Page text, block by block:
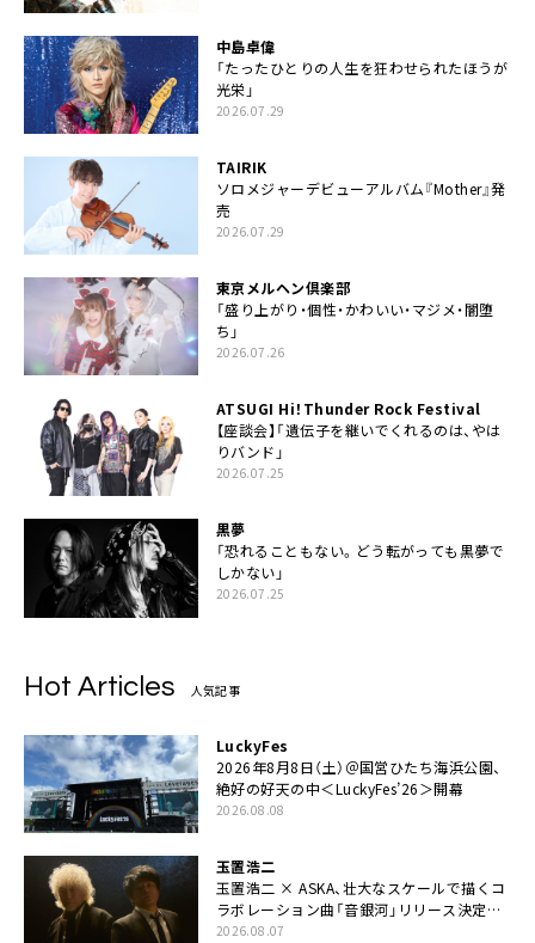
中島卓偉
「たったひとりの人生を狂わせられたほうが
光栄」
2026.07.29
TAIRIK
ソロメジャーデビューアルバム『Mother』発
売
2026.07.29
東京メルヘン倶楽部
「盛り上がり・個性・かわいい・マジメ・闇堕
ち」
2026.07.26
ATSUGI Hi！Thunder Rock Festival
【座談会】「遺伝子を継いでくれるのは、やは
りバンド」
2026.07.25
黒夢
「恐れることもない。どう転がっても黒夢で
しかない」
2026.07.25
Hot Articles 人気記事
LuckyFes
2026年8月8日（土）＠国営ひたち海浜公園、
絶好の好天の中＜LuckyFes’26＞開幕
2026.08.08
玉置浩二
玉置浩二 × ASKA、壮大なスケールで描くコ
ラボレーション曲「音銀河」リリース決定。
カップリングには新曲「命の宿り」収録も
2026.08.07